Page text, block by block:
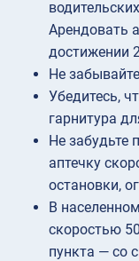
Арендовать
достижении
Не
Убедитесь,
гарнитура
Не забудьте
аптечку
остановки,
В
скоростью
пункта — со